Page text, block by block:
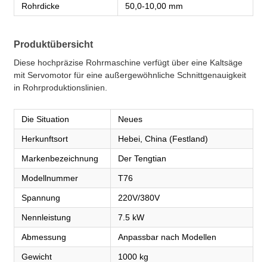
Rohrdicke 50,0-10,00 mm
Produktübersicht
Diese hochpräzise Rohrmaschine verfügt über eine Kaltsäge
mit Servomotor für eine außergewöhnliche Schnittgenauigkeit
in Rohrproduktionslinien.
Die Situation Neues
Herkunftsort Hebei, China (Festland)
Markenbezeichnung Der Tengtian
Modellnummer T76
Spannung 220V/380V
Nennleistung 7.5 kW
Abmessung Anpassbar nach Modellen
Gewicht 1000 kg